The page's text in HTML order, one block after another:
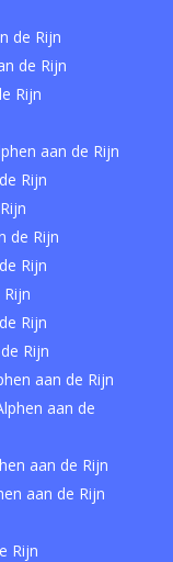
de Rijn
de Rijn
Rijn
aan de Rijn
Rijn
de Rijn
Rijn
Rijn
Rijn
aan de Rijn
aan de
aan de Rijn
aan de Rijn
Rijn